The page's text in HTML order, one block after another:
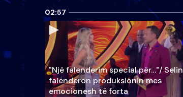
02:57
"Një falenderim special për…"/ Selin
falënderon produksionin mes
emocionesh të forta